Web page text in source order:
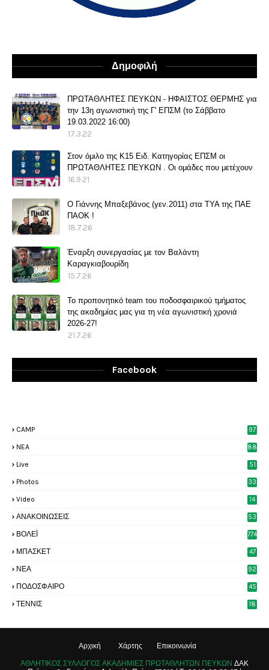
Δημοφιλή
ΠΡΩΤΑΘΛΗΤΕΣ ΠΕΥΚΩΝ - ΗΦΑΙΣΤΟΣ ΘΕΡΜΗΣ για
την 13η αγωνιστική της Γ' ΕΠΣΜ (το Σάββατο
19.03.2022 16:00)
17.3.22
Στον όμιλο της Κ15 Ειδ. Κατηγορίας ΕΠΣΜ οι
ΠΡΩΤΑΘΛΗΤΕΣ ΠΕΥΚΩΝ . Οι ομάδες που μετέχουν
16.9.21
O Γιάννης Μπαξεβάνος (γεν.2011) στα ΤΥΑ της ΠΑΕ
ΠΑΟΚ !
18.7.26
Έναρξη συνεργασίας με τον Βαλάντη
Καραγκιαβουρίδη
15.7.26
Το προπονητικό team του ποδοσφαιρικού τμήματος
της ακαδημίας μας για τη νέα αγωνιστική χρονιά
2026-27!
21.7.26
Facebook
CAMP 97
NEA 88
Live 51
Photos
33
Video
14
ΑΝΑΚΟΙΝΩΣΕΙΣ
53
ΒΟΛΕΪ 774
ΜΠΑΣΚΕΤ
47
ΝΕΑ
92
ΠΟΔΟΣΦΑΙΡΟ
45
ΤΕΝΝΙΣ
18
Αρχική Χάρτης Επικοινωνία
ΑΘΛΗΤΙΚΟΣ ΣΥΛΛΟΓΟΣ ΑΚΑΔΗΜΙΕΣ ΠΡΩΤΑΘΛΗΤΩΝ ΠΕΥΚΩΝ ΔΑΚ